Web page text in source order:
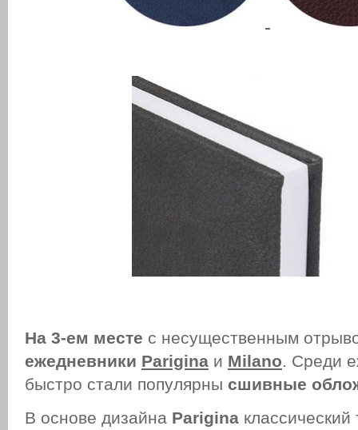
На 3-ем месте с несущественным
ежедневники Parigina и Milano. Среди
быстро стали популярны сшивные
В основе дизайна Parigina